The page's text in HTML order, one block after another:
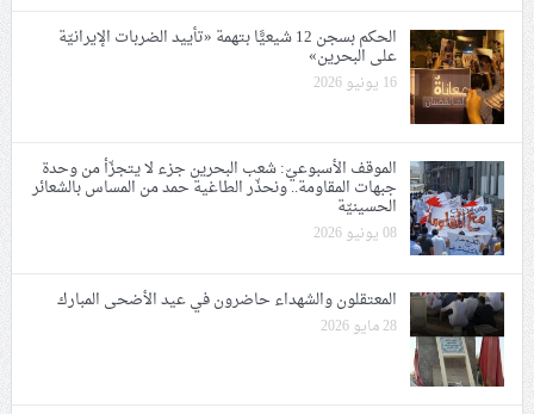
الحكم بسجن 12 شيعيًّا بتهمة «تأييد الضربات الإيرانيّة
على البحرين»
16 يونيو 2026
الموقف الأسبوعيّ: شعب البحرين جزء لا يتجزّأ من وحدة
جبهات المقاومة.. ونحذّر الطاغية حمد من المساس بالشعائر
الحسينيّة
08 يونيو 2026
المعتقلون والشهداء حاضرون في عيد الأضحى المبارك
28 مايو 2026